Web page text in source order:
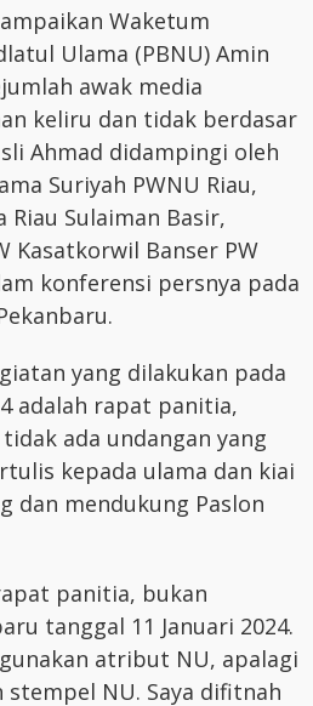
Waketum
Ulama (PBNU) Amin
awak media
keliru dan tidak berdasar
Ahmad didampingi oleh
Suriyah PWNU Riau,
Riau Sulaiman Basir,
Kasatkorwil Banser PW
konferensi persnya pada
yang dilakukan pada
adalah rapat panitia,
ada undangan yang
kepada ulama dan kiai
dan mendukung Paslon
panitia, bukan
tanggal 11 Januari 2024.
atribut NU, apalagi
NU. Saya difitnah